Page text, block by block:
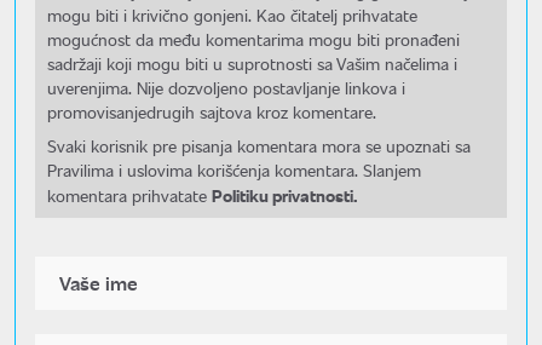
mogu biti i krivično gonjeni. Kao čitatelj prihvatate
mogućnost da među komentarima mogu biti pronađeni
sadržaji koji mogu biti u suprotnosti sa Vašim načelima i
uverenjima. Nije dozvoljeno postavljanje linkova i
promovisanjedrugih sajtova kroz komentare.
Svaki korisnik pre pisanja komentara mora se upoznati sa
Pravilima i uslovima korišćenja komentara. Slanjem
komentara prihvatate Politiku privatnosti.